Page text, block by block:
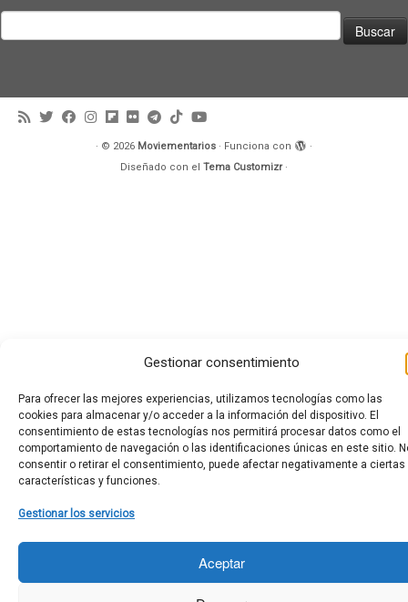
Gestionar consentimiento
Para ofrecer las mejores experiencias, utilizamos tecnologías como las
cookies para almacenar y/o acceder a la información del dispositivo. El
consentimiento de estas tecnologías nos permitirá procesar datos como el
comportamiento de navegación o las identificaciones únicas en este sitio.
consentir o retirar el consentimiento, puede afectar negativamente a ciertas
características y funciones.
Gestionar los servicios
Aceptar
· © 2026 Moviementarios · Funciona con
·
Diseñado con el Tema Customizr·